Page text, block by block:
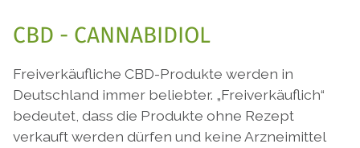
CBD - CANNABIDIOL
Freiverkäufliche CBD-Produkte werden in
Deutschland immer beliebter. „Freiverkäuflich“
bedeutet, dass die Produkte ohne Rezept
verkauft werden dürfen und keine Arzneimittel